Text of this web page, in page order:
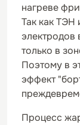
нагреве
Так как ТЭН
электродов
только в
Поэтому в
эффект
Процесс